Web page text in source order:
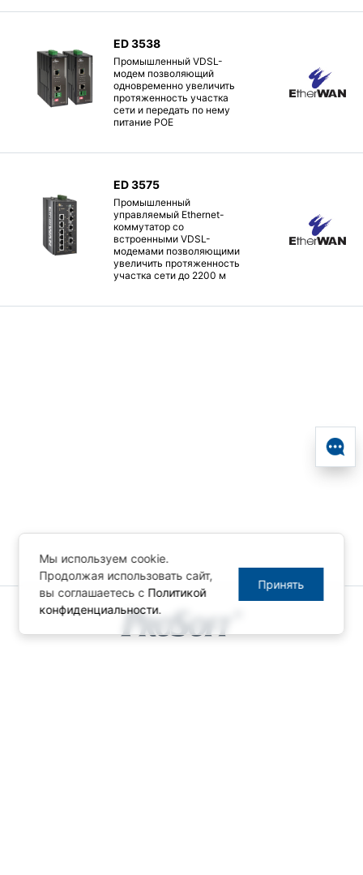
ED 3538
Промышленный VDSL-
модем позволяющий
одновременно увеличить
протяженность участка
сети и передать по нему
питание POE
ED 3575
Промышленный
управляемый Ethernet-
коммутатор со
встроенными VDSL-
модемами позволяющими
увеличить протяженность
участка сети до 2200 м
Мы используем cookie.
Продолжая использовать сайт,
вы соглашаетесь с Политикой
конфиденциальности.
Принять